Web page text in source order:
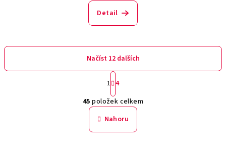
Detail
O
v
l
Načíst 12 dalších
S
t
r
á
n
k
o
1 4
45 položek celkem
Nahoru